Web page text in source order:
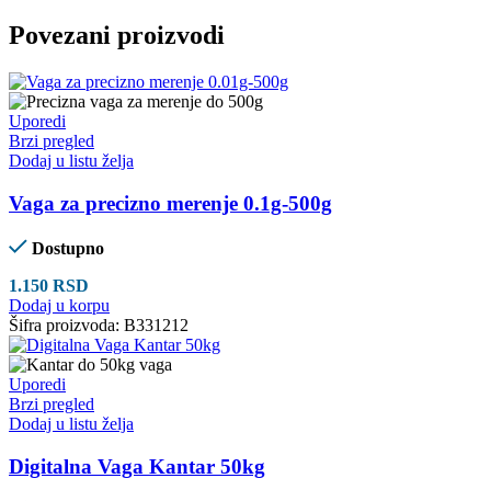
Povezani proizvodi
Uporedi
Brzi pregled
Dodaj u listu želja
Vaga za precizno merenje 0.1g-500g
Dostupno
1.150 RSD
Dodaj u korpu
Šifra proizvoda: B331212
Uporedi
Brzi pregled
Dodaj u listu želja
Digitalna Vaga Kantar 50kg